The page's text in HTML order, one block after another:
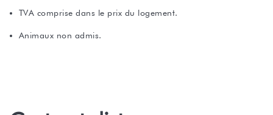
TVA comprise dans le prix du logement.
Animaux non admis.